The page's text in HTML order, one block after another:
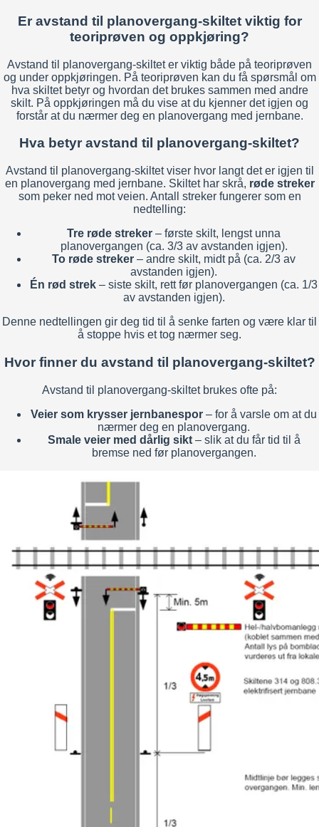
Er avstand til planovergang-skiltet viktig for
teoriprøven og oppkjøring?
Avstand til planovergang-skiltet er viktig både på teoriprøven
og under oppkjøringen. På teoriprøven kan du få spørsmål om
hva skiltet betyr og hvordan det brukes sammen med andre
skilt. På oppkjøringen må du vise at du kjenner det igjen og
forstår at du nærmer deg en planovergang med jernbane.
Hva betyr avstand til planovergang-skiltet?
Avstand til planovergang-skiltet viser hvor langt det er igjen til
en planovergang med jernbane. Skiltet har skrå, røde streker
som peker ned mot veien. Antall streker fungerer som en
nedtelling:
Tre røde streker – første skilt, lengst unna
planovergangen (ca. 3/3 av avstanden igjen).
To røde streker – andre skilt, midt på (ca. 2/3 av
avstanden igjen).
Én rød strek – siste skilt, rett før planovergangen (ca. 1/3
av avstanden igjen).
Denne nedtellingen gir deg tid til å senke farten og være klar til
å stoppe hvis et tog nærmer seg.
Hvor finner du avstand til planovergang-skiltet?
Avstand til planovergang-skiltet brukes ofte på:
Veier som krysser jernbanespor – for å varsle om at du
nærmer deg en planovergang.
Smale veier med dårlig sikt– slik at du får tid til å
bremse ned før planovergangen.